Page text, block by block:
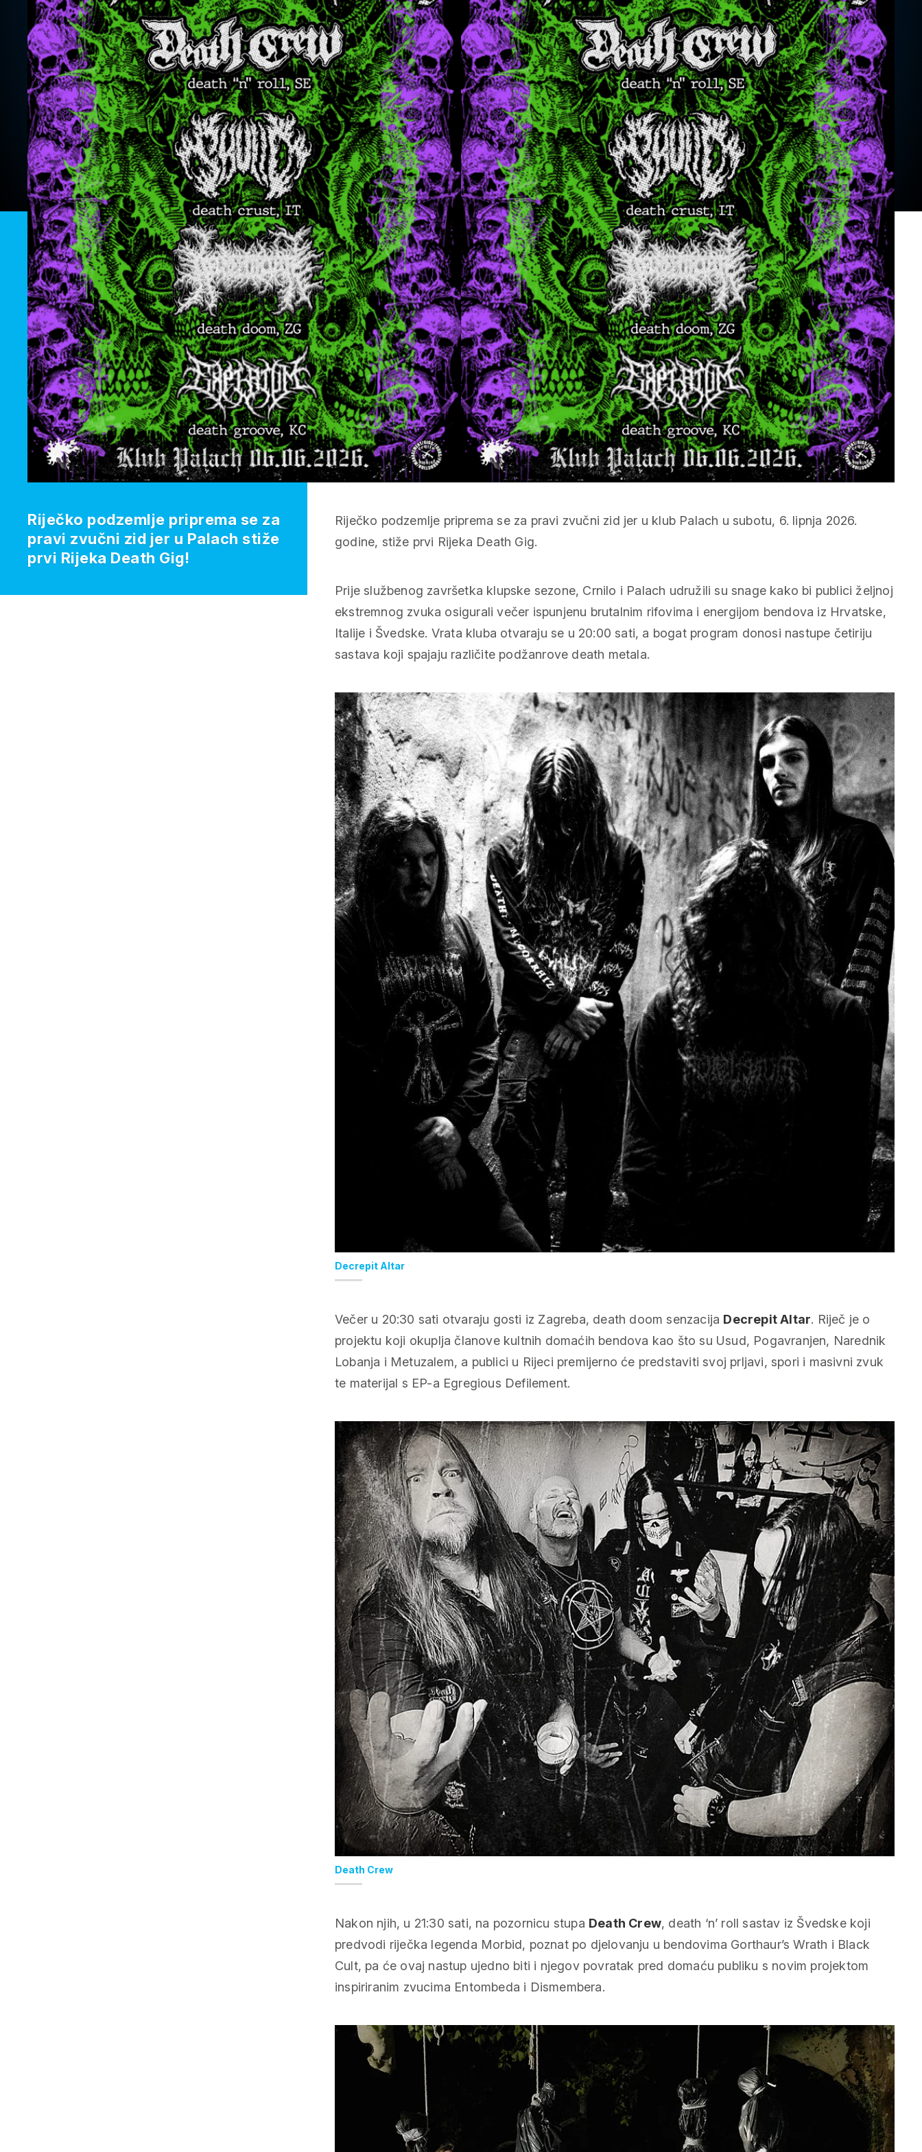
Riječko podzemlje priprema se za pravi zvučni zid jer u klub Palach u subotu, 6. lipnja 2026.
godine, stiže prvi Rijeka Death Gig.
Prije službenog završetka klupske sezone, Crnilo i Palach udružili su snage kako bi publici željnoj
ekstremnog zvuka osigurali večer ispunjenu brutalnim rifovima i energijom bendova iz Hrvatske,
Italije i Švedske. Vrata kluba otvaraju se u 20:00 sati, a bogat program donosi nastupe četiriju
sastava koji spajaju različite podžanrove death metala.
Decrepit Altar
Večer u 20:30 sati otvaraju gosti iz Zagreba, death doom senzacija Decrepit Altar. Riječ je o
projektu koji okuplja članove kultnih domaćih bendova kao što su Usud, Pogavranjen, Narednik
Lobanja i Metuzalem, a publici u Rijeci premijerno će predstaviti svoj prljavi, spori i masivni zvuk
te materijal s EP-a Egregious Defilement.
Death Crew
Nakon njih, u 21:30 sati, na pozornicu stupa Death Crew, death ‘n’ roll sastav iz Švedske koji
predvodi riječka legenda Morbid, poznat po djelovanju u bendovima Gorthaur’s Wrath i Black
Cult, pa će ovaj nastup ujedno biti i njegov povratak pred domaću publiku s novim projektom
inspiriranim zvucima Entombeda i Dismembera.
Riječko podzemlje priprema se za
pravi zvučni zid jer u Palach stiže
prvi Rijeka Death Gig!